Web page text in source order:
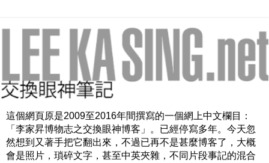
這個網頁原是2009至2016年間撰寫的一個網上中文欄目：
「李家昇博物志之交換眼神博客」。已經停寫多年。今天忽
然想到又著手把它翻出來，不過已再不是甚麼博客了，大概
會是照片，瑣碎文字，甚至中英夾雜，不同片段事記的混合